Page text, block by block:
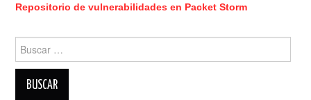
Repositorio de vulnerabilidades en Packet Storm